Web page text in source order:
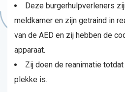
Deze burgerhulpverleners
meldkamer en zijn getraind in
van de AED en zij hebben de
apparaat.
Zij doen de reanimatie
plekke is.